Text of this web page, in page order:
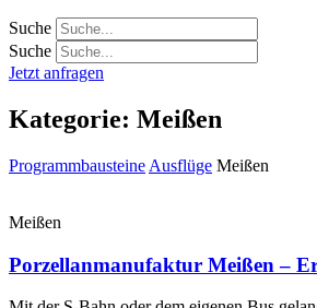
Suche
Suche
Jetzt anfragen
Kategorie: Meißen
Programmbausteine Ausflüge Meißen
Meißen
Porzellanmanufaktur Meißen –